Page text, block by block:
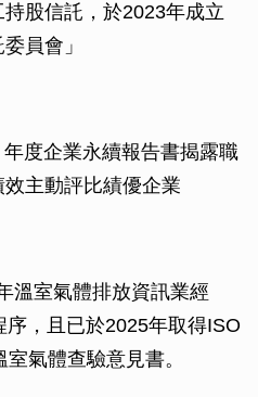
股信託，於2023年成立
員會」
度企業永續報告書揭露職
主動評比績優企業
溫室氣體排放資訊業經
序，且已於2025年取得ISO
氣體查驗意見書。